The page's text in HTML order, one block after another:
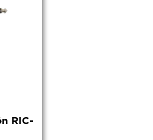
RIC-